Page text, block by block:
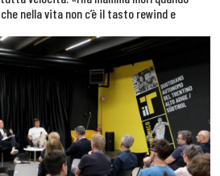
nella vita non c’è il tasto rewind e